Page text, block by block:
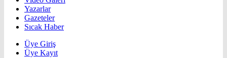
Yazarlar
Gazeteler
Sıcak Haber
Üye Giriş
Üye Kayıt